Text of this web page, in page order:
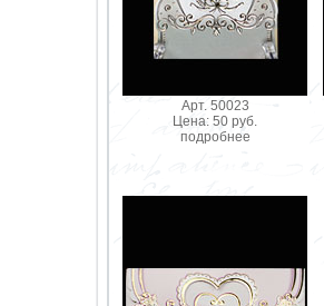
Арт. 50023
Цена: 50 руб.
подробнее